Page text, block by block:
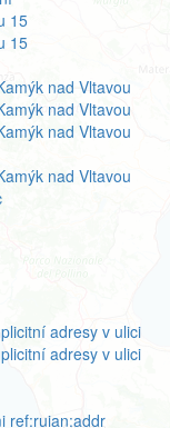
15
15
nad Vltavou
nad Vltavou
nad Vltavou
nad Vltavou
adresy v ulici
adresy v ulici
ref:ruian:addr